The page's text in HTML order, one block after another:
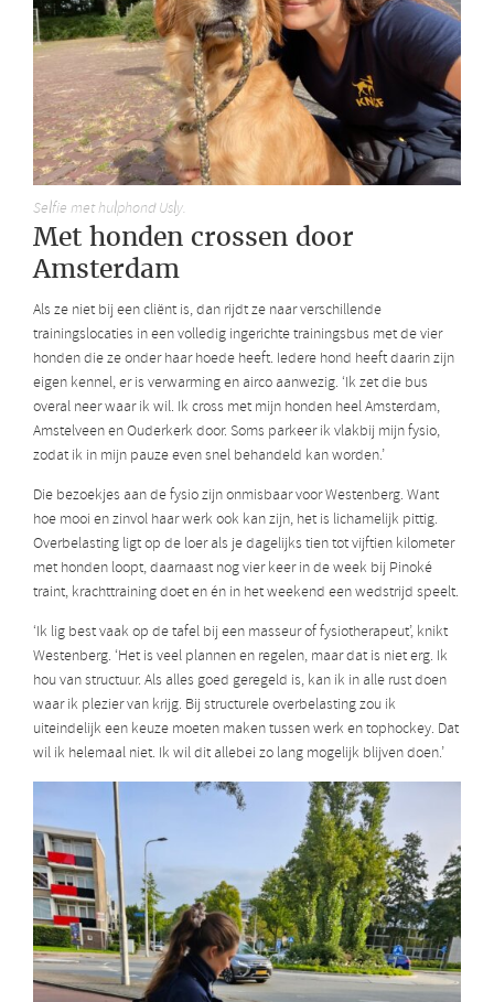
Selfie met hulphond Usly.
Met honden crossen door
Amsterdam
Als ze niet bij een cliënt is, dan rijdt ze naar verschillende
trainingslocaties in een volledig ingerichte trainingsbus met de vier
honden die ze onder haar hoede heeft. Iedere hond heeft daarin zijn
eigen kennel, er is verwarming en airco aanwezig. ‘Ik zet die bus
overal neer waar ik wil. Ik cross met mijn honden heel Amsterdam,
Amstelveen en Ouderkerk door. Soms parkeer ik vlakbij mijn fysio,
zodat ik in mijn pauze even snel behandeld kan worden.’
Die bezoekjes aan de fysio zijn onmisbaar voor Westenberg. Want
hoe mooi en zinvol haar werk ook kan zijn, het is lichamelijk pittig.
Overbelasting ligt op de loer als je dagelijks tien tot vijftien kilometer
met honden loopt, daarnaast nog vier keer in de week bij Pinoké
traint, krachttraining doet en én in het weekend een wedstrijd speelt.
‘Ik lig best vaak op de tafel bij een masseur of fysiotherapeut’, knikt
Westenberg. ‘Het is veel plannen en regelen, maar dat is niet erg. Ik
hou van structuur. Als alles goed geregeld is, kan ik in alle rust doen
waar ik plezier van krijg. Bij structurele overbelasting zou ik
uiteindelijk een keuze moeten maken tussen werk en tophockey. Dat
wil ik helemaal niet. Ik wil dit allebei zo lang mogelijk blijven doen.’